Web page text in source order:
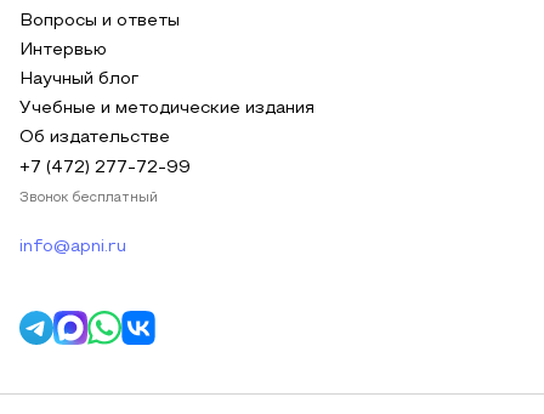
Вопросы и ответы
Интервью
Научный блог
Учебные и методические издания
Об издательстве
+7 (472) 277-72-99
Звонок бесплатный
info@apni.ru